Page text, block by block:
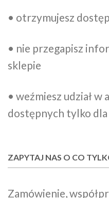
• otrzymujesz
• nie przegapisz
sklepie
• weźmiesz udział w
dostępnych tylko
ZAPYTAJ NAS O CO
Zamówienie,